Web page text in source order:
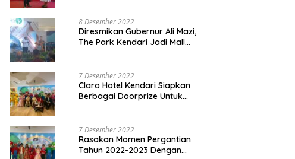
8 Desember 2022
Diresmikan Gubernur Ali Mazi,
The Park Kendari Jadi Mall
7 Desember 2022
Claro Hotel Kendari Siapkan
Berbagai Doorprize Untuk
7 Desember 2022
Rasakan Momen Pergantian
Tahun 2022-2023 Dengan